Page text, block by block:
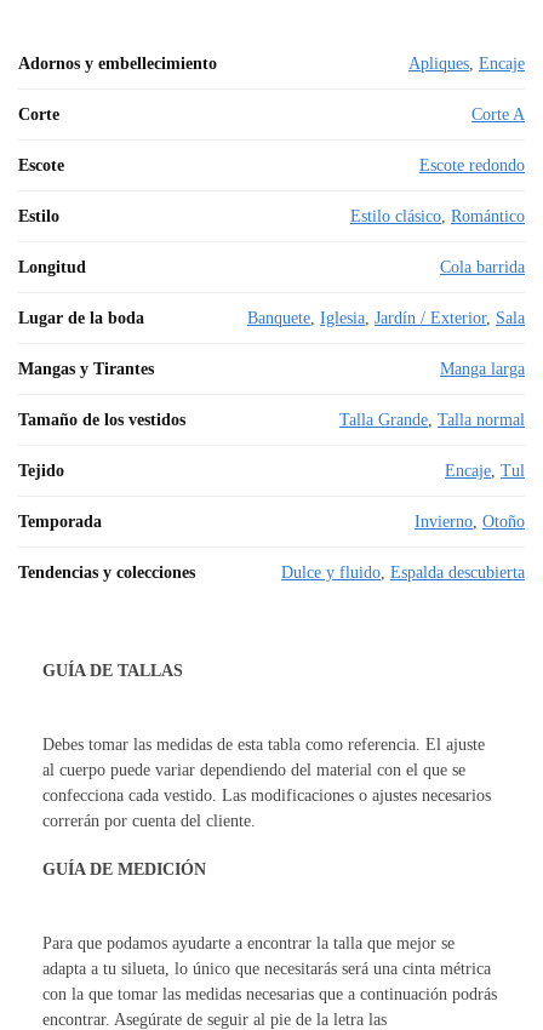
Adornos y embellecimiento Apliques Encaje
Corte Corte A
Escote Escote redondo
Estilo Estilo clásico Romántico
Longitud Cola barrida
Lugar de la boda Banquete Iglesia Jardín / Exterior, Sala
Mangas y Tirantes Manga larga
Tamaño de los vestidos Talla Grande Talla normal
Tejido Encaje Tul
Temporada Invierno Otoño
Tendencias y colecciones Dulce y fluido Espalda descubierta
GUÍA DE TALLAS
Debes tomar las medidas de esta tabla como referencia. El ajuste
al cuerpo puede variar dependiendo del material con el que se
confecciona cada vestido. Las modificaciones o ajustes necesarios
correrán por cuenta del cliente.
GUÍA DE MEDICIÓN
Para que podamos ayudarte a encontrar la talla que mejor se
adapta a tu silueta, lo único que necesitarás será una cinta métrica
con la que tomar las medidas necesarias que a continuación podrás
encontrar. Asegúrate de seguir al pie de la letra las